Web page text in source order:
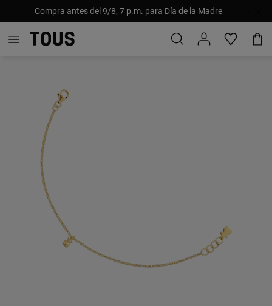
Compra antes del 9/8, 7 p.m. para Día de la Madre